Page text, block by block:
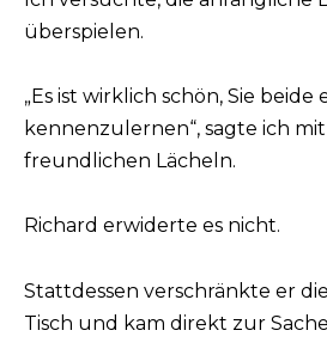
überspielen.
„Es ist wirklich schön, Sie beide
kennenzulernen“, sagte ich
freundlichen Lächeln.
Richard erwiderte es nicht.
Stattdessen verschränkte er
Tisch und kam direkt zur